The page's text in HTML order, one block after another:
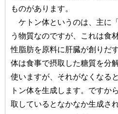
ものがあります。
ケトン体というのは、主に
う物質なのですが、これは食
性脂肪を原料に肝臓が創りだ
体は食事で摂取した糖質を分
使いますが、それがなくなる
トン体を生成します。ですか
取しているとなかなか生成さ